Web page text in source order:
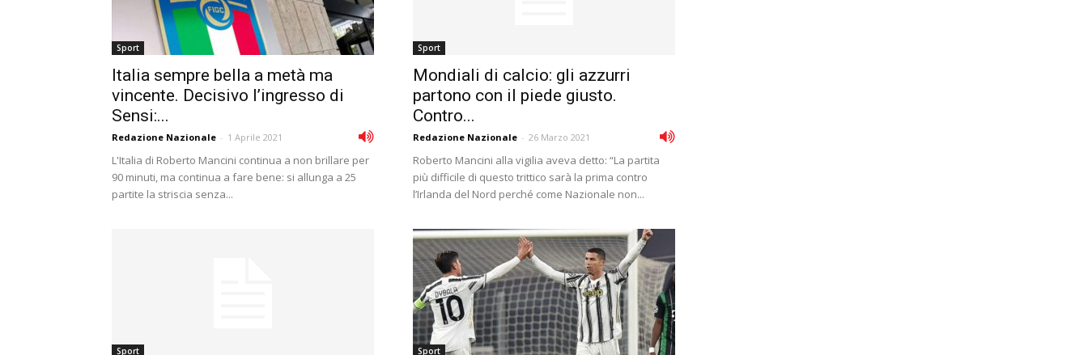
Sport
Italia sempre bella a metà ma
vincente. Decisivo l’ingresso di
Sensi:...
Redazione Nazionale - 1 Aprile 2021
L'Italia di Roberto Mancini continua a non brillare per
90 minuti, ma continua a fare bene: si allunga a 25
partite la striscia senza...
Sport
Mondiali di calcio: gli azzurri
partono con il piede giusto.
Contro...
Redazione Nazionale - 26 Marzo 2021
Roberto Mancini alla vigilia aveva detto: “La partita
più difficile di questo trittico sarà la prima contro
l’Irlanda del Nord perché come Nazionale non...
Sport Sport